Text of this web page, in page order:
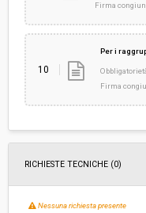
Firma
10
Per i
Firma
RICHIESTE TECNICHE (0)
Nessuna richiesta presente